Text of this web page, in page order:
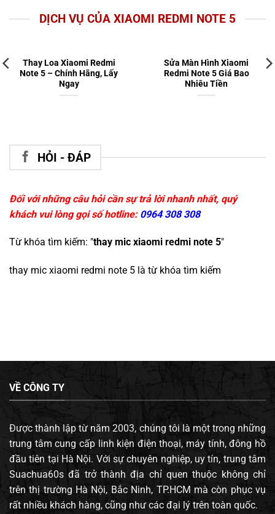
DỊCH VỤ CỦA XIAOMI REDMI NOTE 5
Thay Loa Xiaomi Redmi
Note 5 – Chính Hãng, Lấy
Ngay
Sửa Màn Hình Xiaomi
Redmi Note 5 Giá Bao
Nhiêu Tiền
HỎI - ĐÁP
Đối với những câu hỏi cần sự trả lời nhanh nhất, quý
khách vui lòng gọi số hotline: 0964 308 308
Từ khóa tìm kiếm: "thay mic xiaomi redmi note 5"
thay mic xiaomi redmi note 5 là từ khóa tìm kiếm
VỀ CÔNG TY
Được thành lập từ năm 2003, chúng tôi là một trong những
trung tâm cung cấp linh kiện điện thoại, máy tính, đông hồ
đầu tiên tại Hà Nội. Với sự chuyên nghiệp, uy tín, trung tâm
Suachua60s đã trở thành địa chỉ quen thuộc không chỉ
trên thị trường Hà Nội, Bắc Ninh, TP.HCM mà còn phục vụ
rất nhiều khách hàng, cũng như các đại lý trên toàn quốc.